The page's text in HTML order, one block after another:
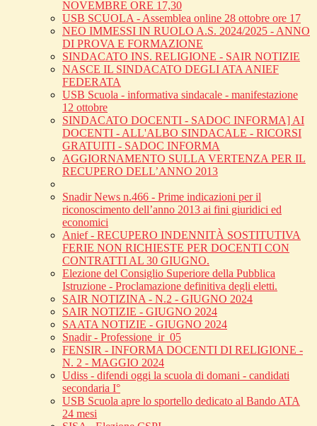
NOVEMBRE ORE 17,30
USB SCUOLA - Assemblea online 28 ottobre ore 17
NEO IMMESSI IN RUOLO A.S. 2024/2025 - ANNO
DI PROVA E FORMAZIONE
SINDACATO INS. RELIGIONE - SAIR NOTIZIE
NASCE IL SINDACATO DEGLI ATA ANIEF
FEDERATA
USB Scuola - informativa sindacale - manifestazione
12 ottobre
SINDACATO DOCENTI - SADOC INFORMA] AI
DOCENTI - ALL'ALBO SINDACALE - RICORSI
GRATUITI - SADOC INFORMA
AGGIORNAMENTO SULLA VERTENZA PER IL
RECUPERO DELL’ANNO 2013
Snadir News n.466 - Prime indicazioni per il
riconoscimento dell’anno 2013 ai fini giuridici ed
economici
Anief - RECUPERO INDENNITÀ SOSTITUTIVA
FERIE NON RICHIESTE PER DOCENTI CON
CONTRATTI AL 30 GIUGNO.
Elezione del Consiglio Superiore della Pubblica
Istruzione - Proclamazione definitiva degli eletti.
SAIR NOTIZINA - N.2 - GIUGNO 2024
SAIR NOTIZIE - GIUGNO 2024
SAATA NOTIZIE - GIUGNO 2024
Snadir - Professione_ir_05
FENSIR - INFORMA DOCENTI DI RELIGIONE -
N. 2 - MAGGIO 2024
Udiss - difendi oggi la scuola di domani - candidati
secondaria I°
USB Scuola apre lo sportello dedicato al Bando ATA
24 mesi